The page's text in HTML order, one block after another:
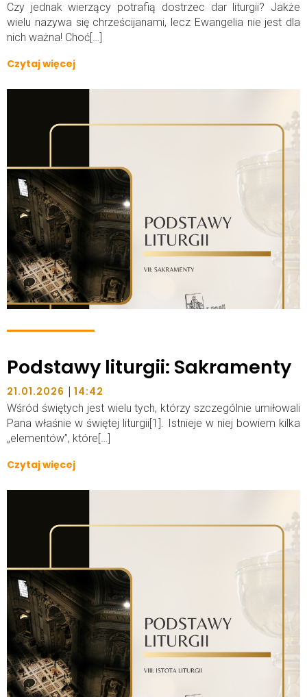
Czy jednak wierzący potrafią dostrzec dar liturgii? Jakże
wielu nazywa się chrześcijanami, lecz Ewangelia nie jest dla
nich ważna! Choć[…]
Czytaj więcej
Podstawy liturgii: Sakramenty
21.01.2026 | 14:42
Wśród świętych jest wielu tych, którzy szczególnie umiłowali
Pana właśnie w świętej liturgii[1]. Istnieje w niej bowiem kilka
„elementów”, które[…]
Czytaj więcej